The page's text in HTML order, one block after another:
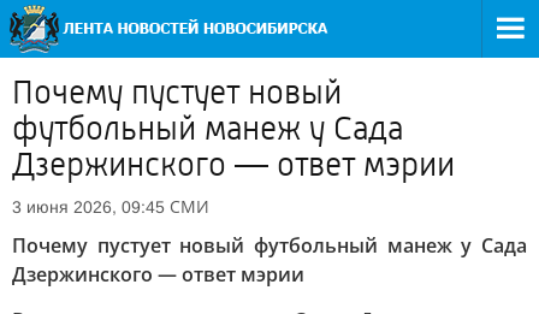
Почему пустует новый
футбольный манеж у Сада
Дзержинского — ответ мэрии
3 июня 2026, 09:45 СМИ
Почему пустует новый футбольный манеж у Сада
Дзержинского — ответ мэрии